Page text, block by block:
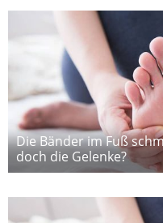
Die Bänder im Fuß
doch die Gelenke?